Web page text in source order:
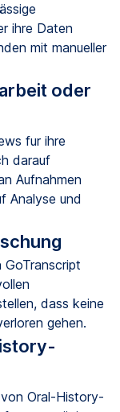
ihre Daten
mit manueller
oder
fur ihre
darauf
Aufnahmen
Analyse und
GoTranscript
dass keine
gehen.
Oral-History-